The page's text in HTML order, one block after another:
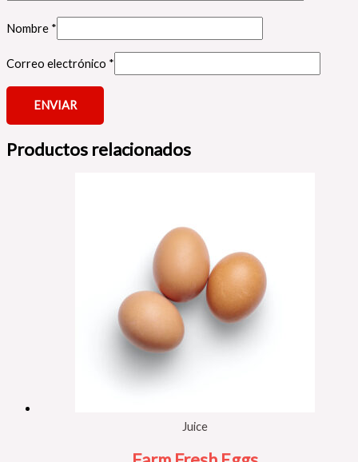
Nombre *
Correo electrónico *
Productos relacionados
Juice